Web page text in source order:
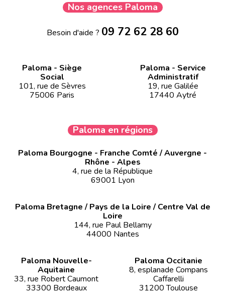
Nos agences Paloma
Besoin d'aide ? 09 72 62 28 60
Paloma - Siège
Social
101, rue de Sèvres
75006 Paris
Paloma - Service
Administratif
19, rue Galilée
17440 Aytré
Paloma en régions
Paloma Bourgogne - Franche Comté / Auvergne -
Rhône - Alpes
4, rue de la République
69001 Lyon
Paloma Bretagne / Pays de la Loire / Centre Val de
Loire
144, rue Paul Bellamy
44000 Nantes
Paloma Nouvelle-
Aquitaine
33, rue Robert Caumont
33300 Bordeaux
Paloma Occitanie
8, esplanade Compans
Caffarelli
31200 Toulouse